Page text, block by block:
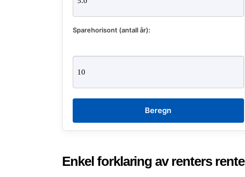
Sparehorisont (antall år):
Beregn
Enkel forklaring av renters rente